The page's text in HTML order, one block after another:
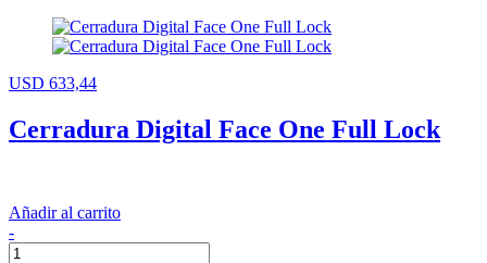
USD 633,44
Cerradura Digital Face One Full Lock
Añadir al carrito
-